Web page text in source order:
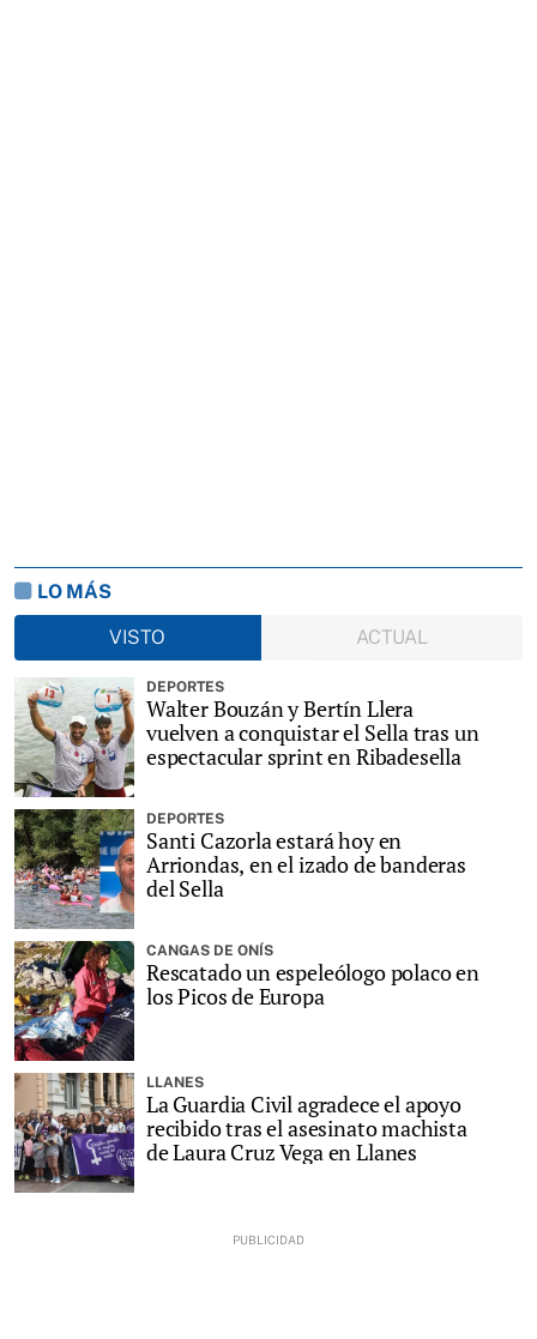
LO MÁS
VISTO
ACTUAL
DEPORTES
Walter Bouzán y Bertín Llera
vuelven a conquistar el Sella tras un
espectacular sprint en Ribadesella
DEPORTES
Santi Cazorla estará hoy en
Arriondas, en el izado de banderas
del Sella
CANGAS DE ONÍS
Rescatado un espeleólogo polaco en
los Picos de Europa
LLANES
La Guardia Civil agradece el apoyo
recibido tras el asesinato machista
de Laura Cruz Vega en Llanes